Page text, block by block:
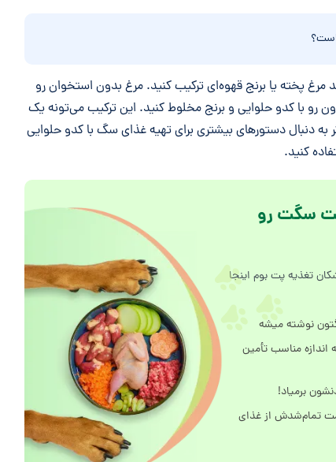
پخته یا برنج قهوه‌ای ترکیب کنید. مرغ بدون استخوان رو
با کدو حلوایی و برنج مخلوط کنید. این ترکیب می‌تونه یک
دنبال دستورهای بیشتری برای تهیه غذای سگ با کدو حلوایی
کنید.
سگت رو
تغذیه پت بوم اینجا
نوشته میشه
اندازه مناسب تأمین
برمیاد!
تمام‌شدش از غذای